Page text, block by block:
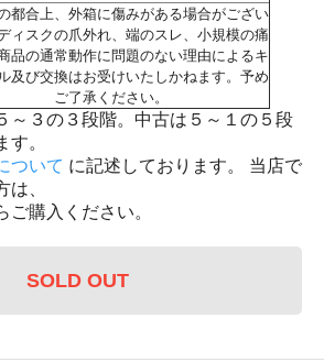
都合上、外箱に傷みがある場合がござい
ィスクの爪外れ、端のスレ、小規模の痛
品の通常動作に問題のない理由によるキ
及び交換はお受けいたしかねます。予め
ご了承ください。
～３の３段階。中古は５～１の５段
す。
ついて に記述しております。 当店で
、
ご購入ください。
SOLD OUT